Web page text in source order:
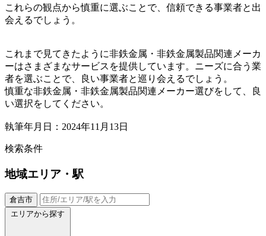
これらの観点から慎重に選ぶことで、信頼できる事業者と出
会えるでしょう。
これまで見てきたように非鉄金属・非鉄金属製品関連メーカ
ーはさまざまなサービスを提供しています。ニーズに合う業
者を選ぶことで、良い事業者と巡り会えるでしょう。
慎重な非鉄金属・非鉄金属製品関連メーカー選びをして、良
い選択をしてください。
執筆年月日：2024年11月13日
検索条件
地域エリア・駅
倉吉市
エリアから探す